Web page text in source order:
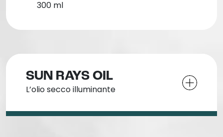
300 ml
SUN RAYS OIL
L’olio secco illuminante